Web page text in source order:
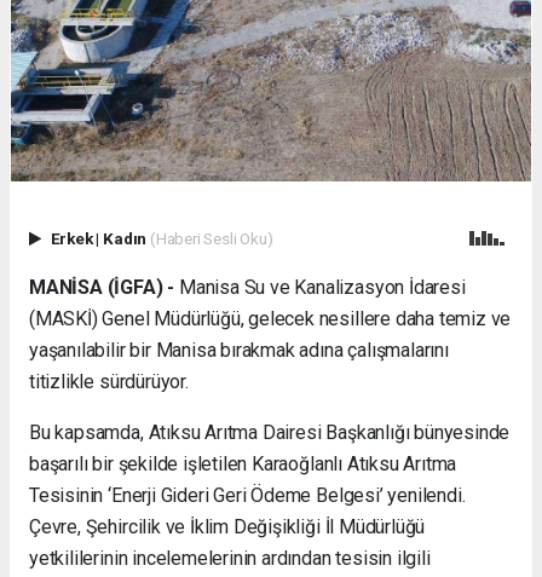
Erkek| Kadın (Haberi Sesli Oku)
MANİSA (İGFA) - Manisa Su ve Kanalizasyon İdaresi
(MASKİ) Genel Müdürlüğü, gelecek nesillere daha temiz ve
yaşanılabilir bir Manisa bırakmak adına çalışmalarını
titizlikle sürdürüyor.
Bu kapsamda, Atıksu Arıtma Dairesi Başkanlığı bünyesinde
başarılı bir şekilde işletilen Karaoğlanlı Atıksu Arıtma
Tesisinin ‘Enerji Gideri Geri Ödeme Belgesi’ yenilendi.
Çevre, Şehircilik ve İklim Değişikliği İl Müdürlüğü
yetkililerinin incelemelerinin ardından tesisin ilgili